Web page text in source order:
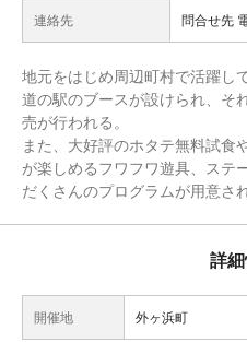
連絡先 問合せ先
地元をはじめ周辺町村で活躍し
道の駅のブースが設けられ、そ
売が行われる。
また、大好評のホタテ無料試食
が楽しめるフワフワ遊具、ステ
だくさんのプログラムが用意さ
詳
開催地 外ヶ浜町